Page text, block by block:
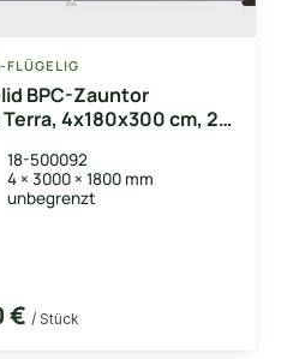
FLÜGELIG
BPC-Zauntor
4x180x300 cm, 2-
18-500092
4 × 3000 × 1800 mm
unbegrenzt
€ / Stück